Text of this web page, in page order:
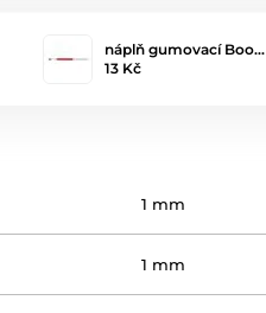
náplň gumovací Boo…
13 Kč
1 mm
1 mm